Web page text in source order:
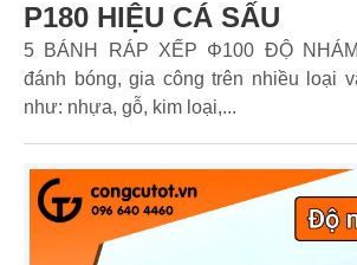
P180 HIỆU CÁ SẤU
5 BÁNH RÁP XẾP Φ100 ĐỘ
đánh bóng, gia công trên nhiều loại
như: nhựa, gỗ, kim loại,...